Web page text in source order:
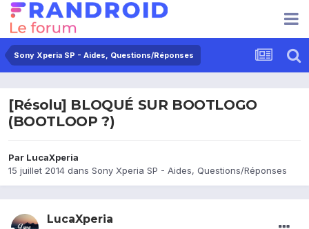
Sony Xperia SP - Aides, Questions/Réponses
[Résolu] BLOQUÉ SUR BOOTLOGO
(BOOTLOOP ?)
Par LucaXperia
15 juillet 2014 dans Sony Xperia SP - Aides, Questions/Réponses
LucaXperia